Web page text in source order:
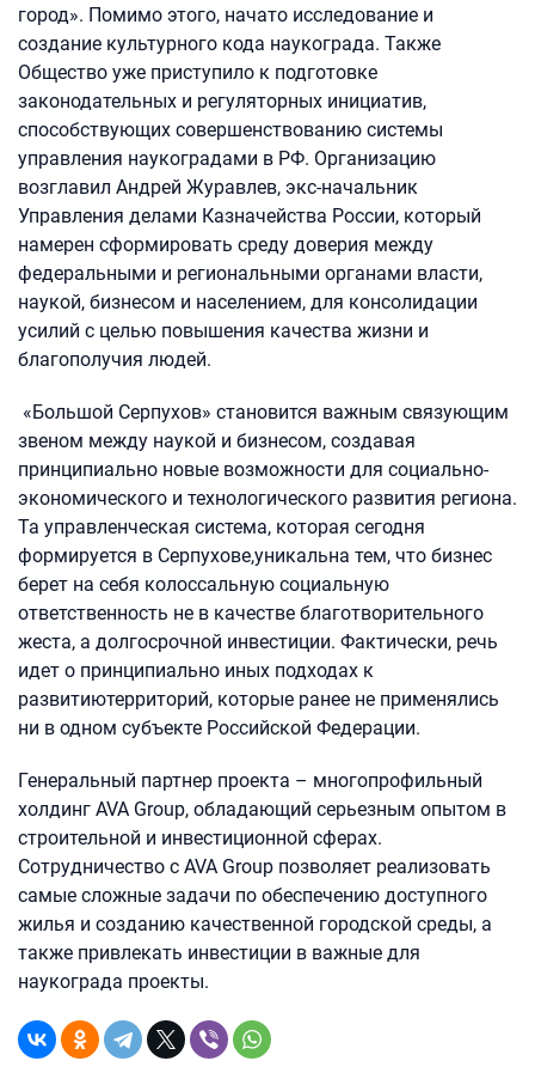
город». Помимо этого, начато исследование и
создание культурного кода наукограда. Также
Общество уже приступило к подготовке
законодательных и регуляторных инициатив,
способствующих совершенствованию системы
управления наукоградами в РФ. Организацию
возглавил Андрей Журавлев, экс-начальник
Управления делами Казначейства России, который
намерен сформировать среду доверия между
федеральными и региональными органами власти,
наукой, бизнесом и населением, для консолидации
усилий с целью повышения качества жизни и
благополучия людей.
«Большой Серпухов» становится важным связующим
звеном между наукой и бизнесом, создавая
принципиально новые возможности для социально-
экономического и технологического развития региона.
Та управленческая система, которая сегодня
формируется в Серпухове,уникальна тем, что бизнес
берет на себя колоссальную социальную
ответственность не в качестве благотворительного
жеста, а долгосрочной инвестиции. Фактически, речь
идет о принципиально иных подходах к
развитиютерриторий, которые ранее не применялись
ни в одном субъекте Российской Федерации.
Генеральный партнер проекта – многопрофильный
холдинг AVA Group, обладающий серьезным опытом в
строительной и инвестиционной сферах.
Сотрудничество с AVA Group позволяет реализовать
самые сложные задачи по обеспечению доступного
жилья и созданию качественной городской среды, а
также привлекать инвестиции в важные для
наукограда проекты.